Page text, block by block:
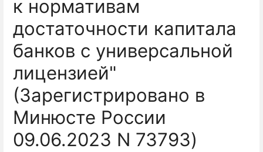
к нормативам
достаточности капитала
банков с универсальной
лицензией"
(Зарегистрировано в
Минюсте России
09.06.2023 N 73793)